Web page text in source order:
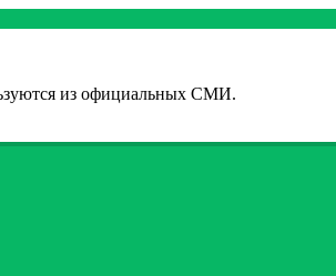
из официальных СМИ.